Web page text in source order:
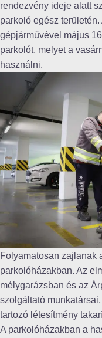
rendezvény ideje alatt
parkoló egész
gépjárművével május
parkolót, melyet a
használni.
Folyamatosan zajlanak
parkolóházakban. Az
mélygarázsban és az
szolgáltató
tartozó létesítmény
A parkolóházakban a